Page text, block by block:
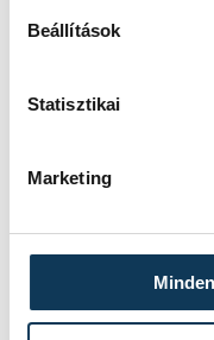
Beállítások
Statisztikai
Marketing